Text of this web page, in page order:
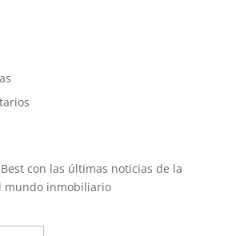
con las últimas noticias de la
mundo inmobiliario